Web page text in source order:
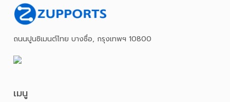
ถนนปูนซิเมนต์ไทย บางซื่อ, กรุงเทพฯ 10800
เมนู